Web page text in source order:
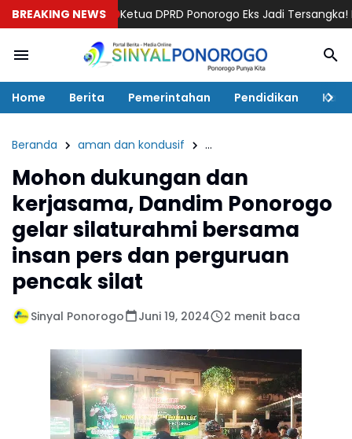
BREAKING NEWS
Ketua DPRD Ponorogo Eks Jadi Tersangka! Kasus
Home Berita Pemerintahan Pendidikan
Beranda aman dan kondusif insan pers dan perguruan
Mohon dukungan dan
kerjasama, Dandim Ponorogo
gelar silaturahmi bersama
insan pers dan perguruan
pencak silat
Sinyal Ponorogo Juni 19, 2024 2 menit baca